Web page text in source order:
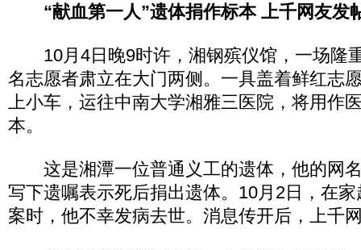
“献血第一人”遗体捐作标本 上千网友发
10月4日晚9时许，湘钢殡仪馆，一场隆
名志愿者肃立在大门两侧。一具盖着鲜红志
上小车，运往中南大学湘雅三医院，将用作
本。
这是湘潭一位普通义工的遗体，他的网
写下遗嘱表示死后捐出遗体。10月2日，在
案时，他不幸发病去世。消息传开后，上千